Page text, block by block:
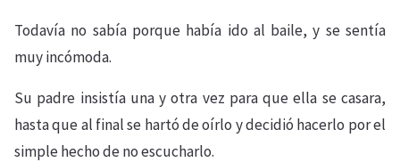
Todavía no sabía porque había ido al baile, y se sentía
muy incómoda.
Su padre insistía una y otra vez para que ella se casara,
hasta que al final se hartó de oírlo y decidió hacerlo por el
simple hecho de no escucharlo.